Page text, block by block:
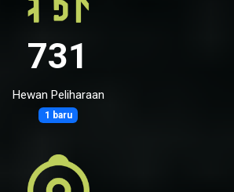
731
Hewan Peliharaan
1 baru